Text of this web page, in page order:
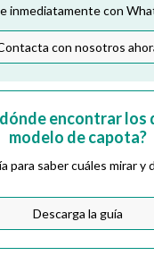
inmediatamente con
con nosotros
dónde encontrar los
modelo de capota?
para saber cuáles mirar y
Descarga la guía